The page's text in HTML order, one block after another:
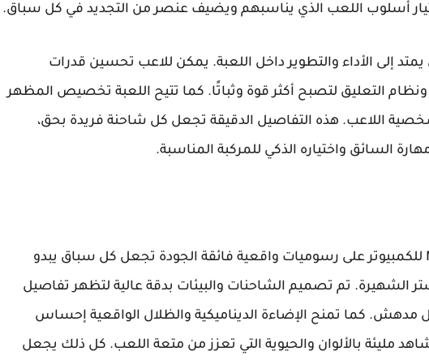
أسلوب اللعب الذي يناسبهم ويضيف عنصر من التجديد في كل سباق.
إلى الأداء والتطوير داخل اللعبة. يمكن للاعب تحسين قدرات
التعليق لتصبح أكثر قوة وثباتًا. كما تتيح اللعبة تخصيص المظهر
شخصية اللاعب. هذه التفاصيل الدقيقة تجعل كل شاحنة فريدة بحق،
واختياره الذكي للمركبة المناسبة.
تعتمد لعبة Monster Jam Showdown للكمبيوتر على رسوميات واقعية فائقة الجودة تجعل كل سباق يبدو
تم تصميم الشاحنات والبيئات بدقة عالية لتظهر تفاصيل
مدهش. كما تمنح الإضاءة الديناميكية والظلال الواقعية إحساس
مليئة بالألوان والحيوية التي تعزز من متعة اللعب. كل ذلك يجعل